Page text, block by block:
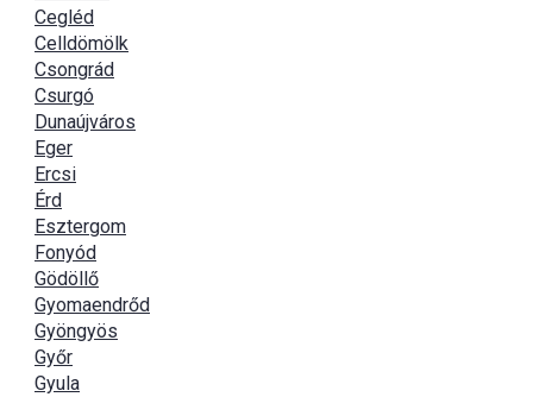
Cegléd
Celldömölk
Csongrád
Csurgó
Dunaújváros
Eger
Ercsi
Érd
Esztergom
Fonyód
Gödöllő
Gyomaendrőd
Gyöngyös
Győr
Gyula